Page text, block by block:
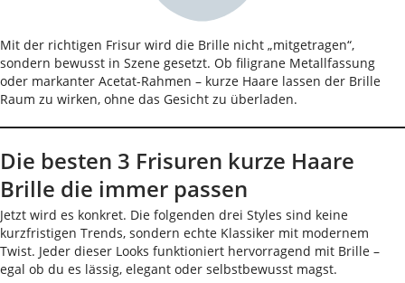
Mit der richtigen Frisur wird die Brille nicht „mitgetragen“,
sondern bewusst in Szene gesetzt. Ob filigrane Metallfassung
oder markanter Acetat-Rahmen – kurze Haare lassen der Brille
Raum zu wirken, ohne das Gesicht zu überladen.
Die besten 3 Frisuren kurze Haare
Brille die immer passen
Jetzt wird es konkret. Die folgenden drei Styles sind keine
kurzfristigen Trends, sondern echte Klassiker mit modernem
Twist. Jeder dieser Looks funktioniert hervorragend mit Brille –
egal ob du es lässig, elegant oder selbstbewusst magst.